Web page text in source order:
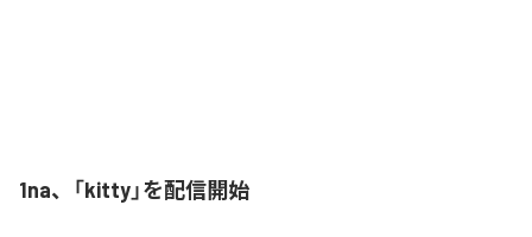
1na、「kitty」を配信開始